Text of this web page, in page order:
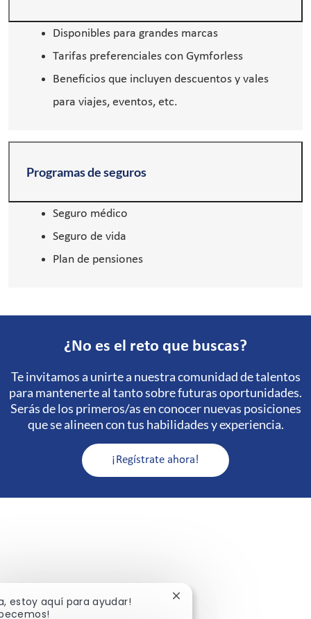
Disponibles para grandes marcas
Tarifas preferenciales con Gymforless
Beneficios que incluyen descuentos y vales
para viajes, eventos, etc.
Programas de seguros
Seguro médico
Seguro de vida
Plan de pensiones
¿No es el reto que buscas?
Te invitamos a unirte a nuestra comunidad de talentos
para mantenerte al tanto sobre futuras oportunidades.
Serás de los primeros/as en conocer nuevas posiciones
que se alineen con tus habilidades y experiencia.
¡Regístrate ahora!
estoy aquí para ayudar!
Cerrar notificación de